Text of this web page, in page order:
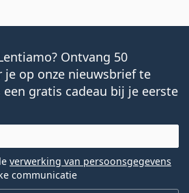
Ontvang 50
op onze nieuwsbrief te
gratis cadeau bij je eerste
verwerking van persoonsgegevens
communicatie